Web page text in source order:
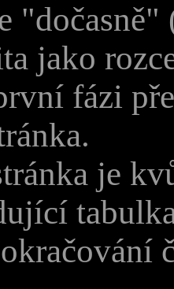
jako
fázi
je